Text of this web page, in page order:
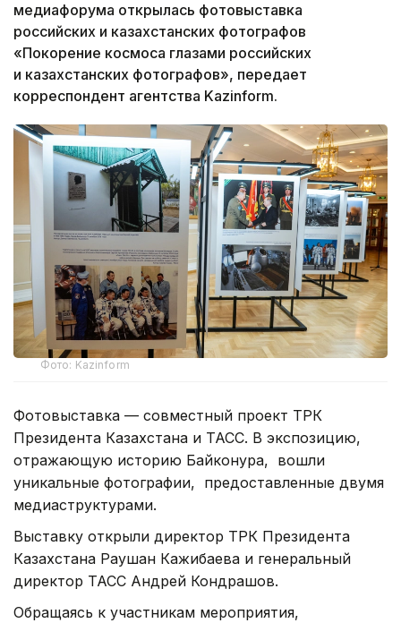
медиафорума открылась фотовыставка
российских и казахстанских фотографов
«Покорение космоса глазами российских
и казахстанских фотографов», передает
корреспондент агентства Kazinform.
Фото: Kazinform
Фотовыставка — совместный проект ТРК
Президента Казахстана и ТАСС. В экспозицию,
отражающую историю Байконура, вошли
уникальные фотографии, предоставленные двумя
медиаструктурами.
Выставку открыли директор ТРК Президента
Казахстана Раушан Кажибаева и генеральный
директор ТАСС Андрей Кондрашов.
Обращаясь к участникам мероприятия,